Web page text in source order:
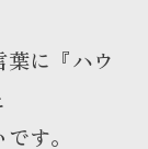
に『ハウ
す。